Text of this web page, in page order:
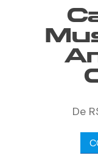
De